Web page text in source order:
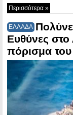
Περισσότερα »
ΕΛΛΑΔΑ
Ευθύνες στο
πόρισμα